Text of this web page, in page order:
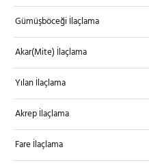
Gümüşböceği İlaçlama
Akar(Mite) İlaçlama
Yılan İlaçlama
Akrep İlaçlama
Fare İlaçlama